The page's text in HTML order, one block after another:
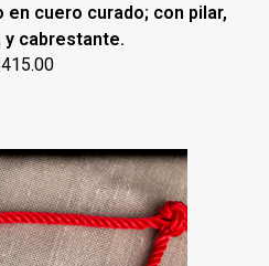
cuero curado; con pilar,
y cabrestante.
415.00